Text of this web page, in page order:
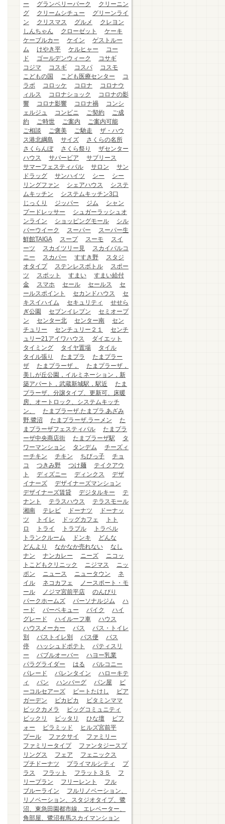
ー
グランベリーパーク
クリーニン
グ
クリームシチュー
グリーンライ
ン
クリスマス グルメ
クレヨン
しんちゃん
クローゼット
ケーキ
ケーブルカー
ケイン
ゲストルー
ム
けやき平 ケルヒャー
コー
ド
ゴールデンウィーク
コサギ
コジマ
コスギ コスパ
コスモ
こどもの国
こども医療センター
コ
ラボ
コロッケ コロナ
コロナウ
ィルス
コロナショック
コロナの影
響
コロナ影響 コロナ禍
コンシ
ェルジュ
コンビニ ご契約
ご成
約
ご時世 ご案内
ご案内可能
ご相談
ご褒美 ご馳走
ザ・ハウ
ス港北綱島
サイズ
さくらの名所
さくらんぼ
さくら祭り
ザセンター
ハウス
サバービア
サブリース
サマーフェスティバル
サロン
サン
ドラッグ
サンハイツ シー
シー
リングファン
シェアハウス
システ
ムキッチン
システムキッチン3口
じっくり
ジッパー ジム
シャン
プードレッサー
シュガーラッシュオ
ンライン
ショッピングモール
シル
バーウイーク
スーパー
スーパー生
鮮館TAIGA
スープ スーモ
スイ
ーツ
スカイツリー見
スカイバルコ
ニー
スカパー すすき野
スタジ
オタイプ
ステンレスボトル
スポー
ツ
スポット すまい
すまい給付
金
スマホ セール セールス
セ
ールスポイント
セカンドハウス
セ
キスイハイム
セキュリティ
せせら
ぎ公園
セブンイレブン
セミオープ
ン
センター北 センター南
セン
チュリー
センチュリー２１
センチ
ュリー21アイワハウス
ダイエット
タイミング
タイヤ置場
タイル
タイル張り
たまプラ
たまプラー
ザ
たまプラーザ，
たまプラーザ，
美しが丘公園，イルミネーション，新
築アパート，武蔵新城駅，駅近
たま
プラーザ、分譲タイプ、更新可、床暖
房、オートロック、システムキッチ
ン、
たまプラーザ.たまプラ.あざみ
野.鷺沼
たまプラーザ.ラーメン
た
まプラーザフェスティバル
たまプラ
ーザ中央商店街
たまプラーザ駅
タ
ワーマンション
タンデム
チーズィ
ーチキン
チキン ちびっ子
チョ
コ
つきみ野 つけ麺
テイクアウ
ト
ディズニー ディンクス
デザ
イナーズ
デザイナーズマンション
デザイナーズ賃貸
デジタルキー
テ
ナント
テラスハウス
テラスモール
湘南
テレビ ドーナツ
ドーナッ
ツ
トイレ ドッグカフェ
トト
ロ
トライ トラブル
トラベル
トランクルーム
ドンキ
どんな
どんより
なかなか売れない
なし
ナン
ナンカレー ニーズ
ニコッ
トこどもクリニック
ニジマス
ニッ
ポン
ニュース ニュータウン
ネ
イル
ネコカフェ
ノースポート・モ
ール
ノジマ宮前平店
のんびり
パークホームズ
パーソナルジム
ハ
ード
バーベキュー バイク
ハイ
グレード
ハイルーフ車
ハウス
ハウスメーカー
バス
バス・トイレ
別
バストイレ別 バス便
バス
停
ハッシュドポテト
パティスリ
ー
バブルオーバー
ハヨー乳業
パラグライダー
はる
バルコニー
パレード
バレンタイン
ハローキテ
ィ
パン ハンバーグ パン屋
ビ
ーコルセアーズ
ビートたけし
ビア
ガーデン
ピカピカ
ビタミンママ
ビックカメラ
ビッグコミュニティ
ビックリ
ピッタリ ひな壇
ビフ
ォー
ピラミッド
ヒルズ宮前平
プール
ファクサイ
ファミリー
ファミリータイプ
ファンタジースプ
リングス
フェア
フェニックス
プチドーナツ
プライマルシティ
プ
ラス
フラット フラット３５
フ
リープラン
フリーレント
フル
ブルーライン
フルリノベーション、
リノベーション、スタジオタイプ、鷺
沼、東急田園都市線、エレベーター、
角部屋、鷺沼有馬スカイマンション